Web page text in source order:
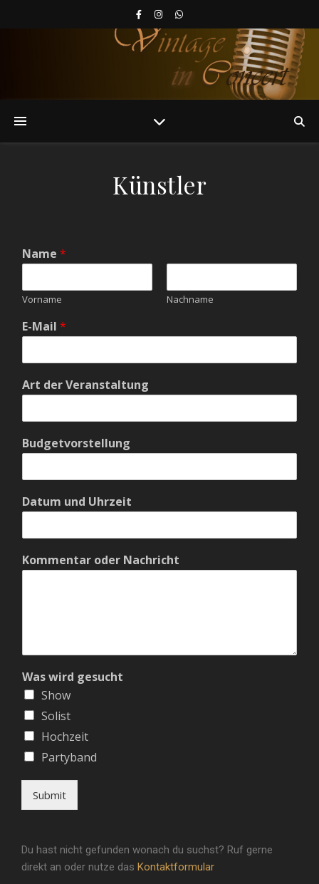
Künstler
Name *
Vorname Nachname
E-Mail *
Art der Veranstaltung
Budgetvorstellung
Datum und Uhrzeit
Kommentar oder Nachricht
Was wird gesucht
Show
Solist
Hochzeit
Partyband
Submit
Du hast nicht gefunden wonach du suchst? Ruf gerne
direkt an oder nutze das Kontaktformular